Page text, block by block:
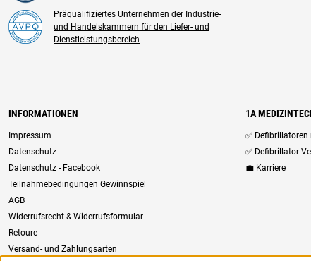
Präqualifiziertes Unternehmen der Industrie-
und Handelskammern für den Liefer- und
Dienstleistungsbereich
INFORMATIONEN
Impressum
Datenschutz
Datenschutz - Facebook
Teilnahmebedingungen Gewinnspiel
AGB
Widerrufsrecht & Widerrufsformular
Retoure
Versand- und Zahlungsarten
1A
✅ Defibrillatoren
✅ Defibrillator
💼 Karriere